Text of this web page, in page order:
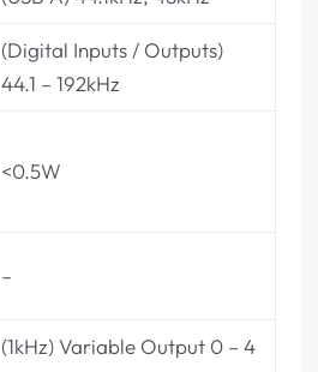
(Digital Inputs / Outputs)
44.1 – 192kHz
<0.5W
–
(1kHz) Variable Output 0 – 4